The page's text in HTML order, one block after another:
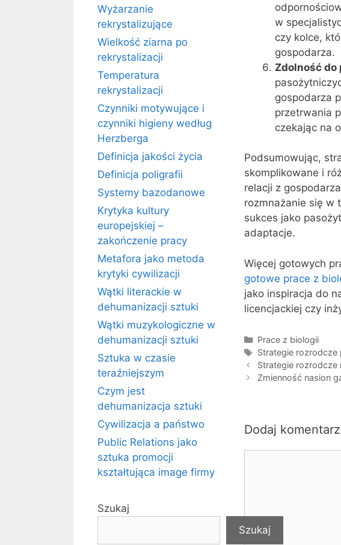
w
czy kolce,
gospodarza.
Zdolność do
gospodarza
przetrwania
czekając na
Podsumowując,
skomplikowane i
relacji z
rozmnażanie się w
sukces jako
adaptacje.
Więcej gotowych
gotowe prace z
jako inspiracja do
licencjackiej czy
Kategorie
Prace z biologii
Tagi
Strategie
Strategie
Zmienność nasion
Dodaj komentarz
Wyżarzanie
rekrystalizujące
Wielkość ziarna po
rekrystalizacji
Temperatura
rekrystalizacji
Czynniki motywujące i
czynniki higieny według
Herzberga
Definicja jakości życia
Definicja poligrafii
Systemy bazodanowe
Krytyka kultury
europejskiej –
zakończenie pracy
Metafora jako metoda
krytyki cywilizacji
Wątki literackie w
dehumanizacji sztuki
Wątki muzykologiczne w
dehumanizacji sztuki
Sztuka w czasie
teraźniejszym
Czym jest
dehumanizacja sztuki
Cywilizacja a państwo
Public Relations jako
sztuka promocji
kształtująca image firmy
Szukaj
Szukaj